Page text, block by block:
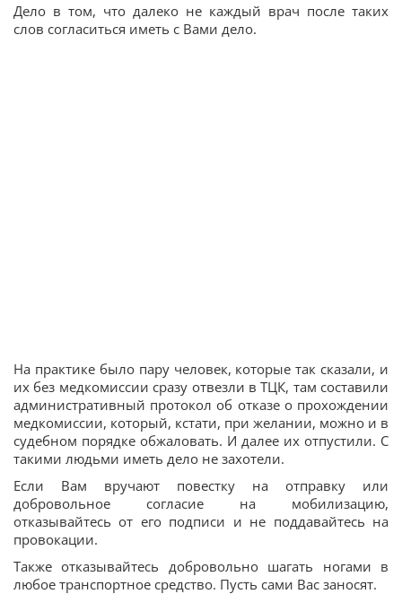
Дело в том, что далеко не каждый врач после таких
слов согласиться иметь с Вами дело.
На практике было пару человек, которые так сказали, и
их без медкомиссии сразу отвезли в ТЦК, там составили
административный протокол об отказе о прохождении
медкомиссии, который, кстати, при желании, можно и в
судебном порядке обжаловать. И далее их отпустили. С
такими людьми иметь дело не захотели.
Если Вам вручают повестку на отправку или
добровольное согласие на мобилизацию,
отказывайтесь от его подписи и не поддавайтесь на
провокации.
Также отказывайтесь добровольно шагать ногами в
любое транспортное средство. Пусть сами Вас заносят.